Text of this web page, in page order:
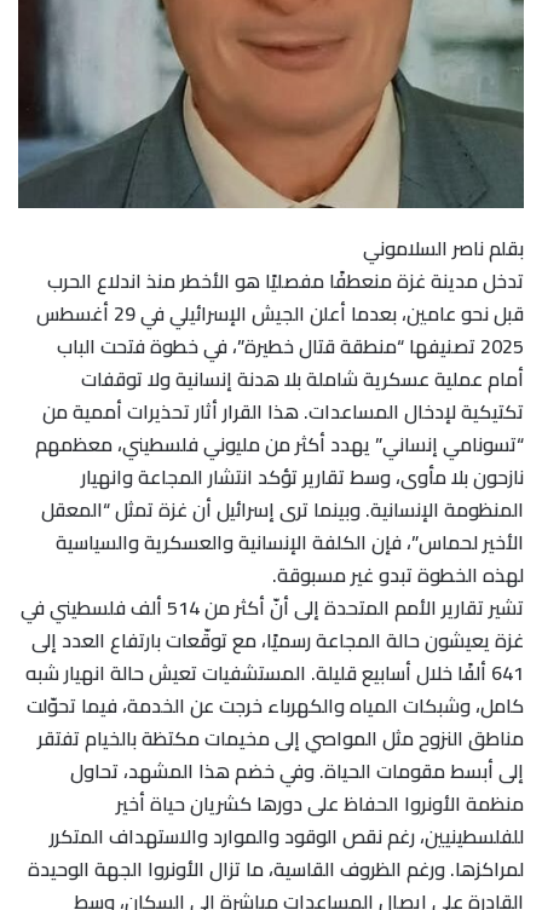
بقلم ناصر السلاموني
تدخل مدينة غزة منعطفًا مفصليًا هو الأخطر منذ اندلاع الحرب
قبل نحو عامين، بعدما أعلن الجيش الإسرائيلي في 29 أغسطس
2025 تصنيفها “منطقة قتال خطيرة”، في خطوة فتحت الباب
أمام عملية عسكرية شاملة بلا هدنة إنسانية ولا توقفات
تكتيكية لإدخال المساعدات. هذا القرار أثار تحذيرات أممية من
“تسونامي إنساني” يهدد أكثر من مليوني فلسطيني، معظمهم
نازحون بلا مأوى، وسط تقارير تؤكد انتشار المجاعة وانهيار
المنظومة الإنسانية. وبينما ترى إسرائيل أن غزة تمثل “المعقل
الأخير لحماس”، فإن الكلفة الإنسانية والعسكرية والسياسية
لهذه الخطوة تبدو غير مسبوقة.
تشير تقارير الأمم المتحدة إلى أنّ أكثر من 514 ألف فلسطيني في
غزة يعيشون حالة المجاعة رسميًا، مع توقّعات بارتفاع العدد إلى
641 ألفًا خلال أسابيع قليلة. المستشفيات تعيش حالة انهيار شبه
كامل، وشبكات المياه والكهرباء خرجت عن الخدمة، فيما تحوّلت
مناطق النزوح مثل المواصي إلى مخيمات مكتظة بالخيام تفتقر
إلى أبسط مقومات الحياة. وفي خضم هذا المشهد، تحاول
منظمة الأونروا الحفاظ على دورها كشريان حياة أخير
للفلسطينيين، رغم نقص الوقود والموارد والاستهداف المتكرر
لمراكزها. ورغم الظروف القاسية، ما تزال الأونروا الجهة الوحيدة
القادرة على إيصال المساعدات مباشرة إلى السكان، وسط